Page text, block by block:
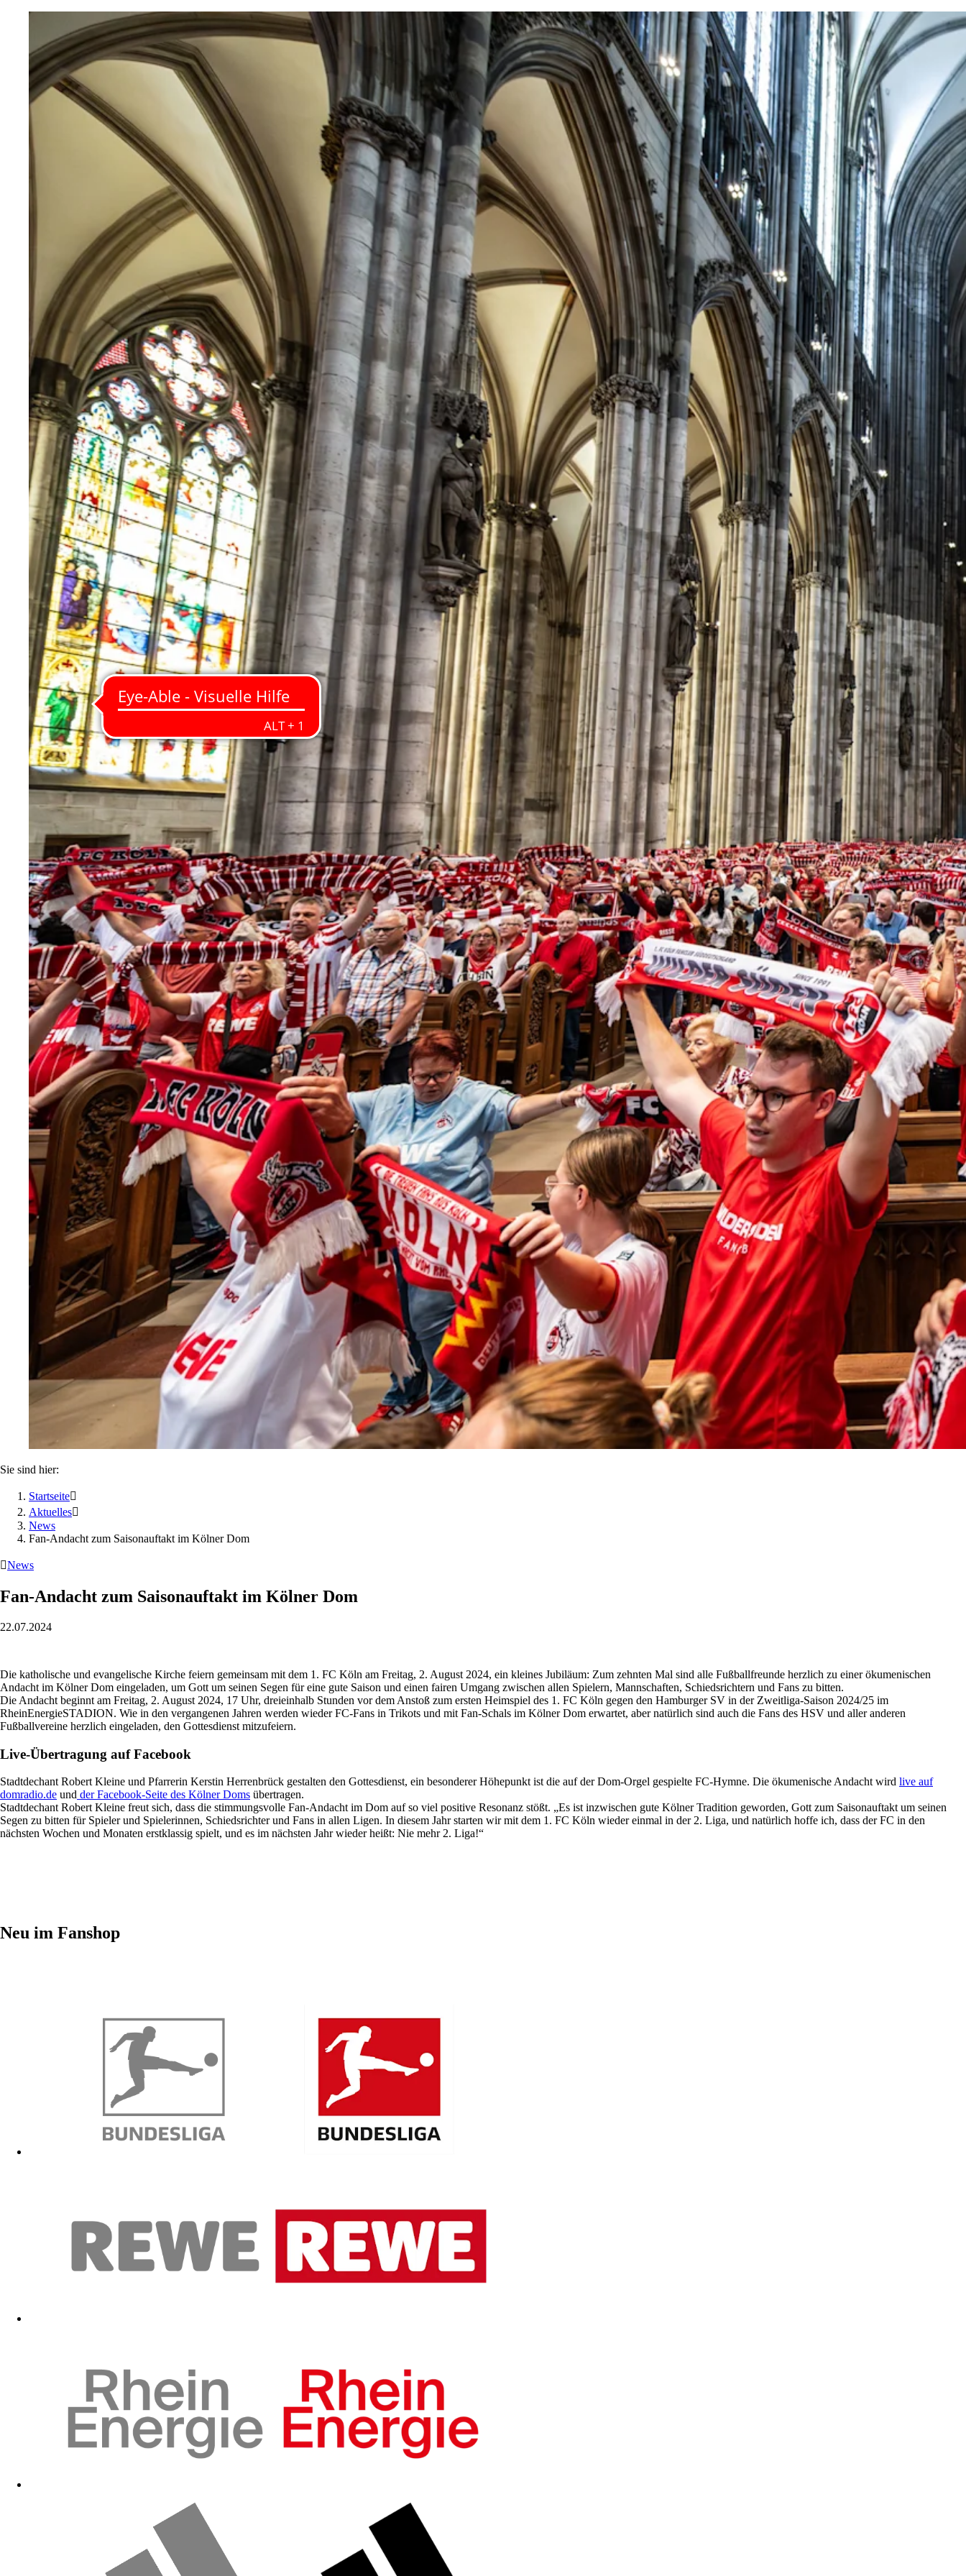
Sie sind hier:
Startseite
Aktuelles
News
Fan-Andacht zum Saisonauftakt im Kölner Dom
News
Fan-Andacht zum Saisonauftakt im Kölner Dom
22.07.2024
Die katholische und evangelische Kirche feiern gemeinsam mit dem 1. FC Köln am Freitag, 2. August 2024, ein kleines Jubiläum: Zum zehnten Mal sind alle Fußballfreunde herzlich zu einer ökumenischen
Andacht im Kölner Dom eingeladen, um Gott um seinen Segen für eine gute Saison und einen fairen Umgang zwischen allen Spielern, Mannschaften, Schiedsrichtern und Fans zu bitten.
Die Andacht beginnt am Freitag, 2. August 2024, 17 Uhr, dreieinhalb Stunden vor dem Anstoß zum ersten Heimspiel des 1. FC Köln gegen den Hamburger SV in der Zweitliga-Saison 2024/25 im
RheinEnergieSTADION. Wie in den vergangenen Jahren werden wieder FC-Fans in Trikots und mit Fan-Schals im Kölner Dom erwartet, aber natürlich sind auch die Fans des HSV und aller anderen
Fußballvereine herzlich eingeladen, den Gottesdienst mitzufeiern.
Live-Übertragung auf Facebook
Stadtdechant Robert Kleine und Pfarrerin Kerstin Herrenbrück gestalten den Gottesdienst, ein besonderer Höhepunkt ist die auf der Dom-Orgel gespielte FC-Hymne. Die ökumenische Andacht wird live auf
domradio.de und der Facebook-Seite des Kölner Doms übertragen.
Stadtdechant Robert Kleine freut sich, dass die stimmungsvolle Fan-Andacht im Dom auf so viel positive Resonanz stößt. „Es ist inzwischen gute Kölner Tradition geworden, Gott zum Saisonauftakt um seinen
Segen zu bitten für Spieler und Spielerinnen, Schiedsrichter und Fans in allen Ligen. In diesem Jahr starten wir mit dem 1. FC Köln wieder einmal in der 2. Liga, und natürlich hoffe ich, dass der FC in den
nächsten Wochen und Monaten erstklassig spielt, und es im nächsten Jahr wieder heißt: Nie mehr 2. Liga!“
Neu im Fanshop